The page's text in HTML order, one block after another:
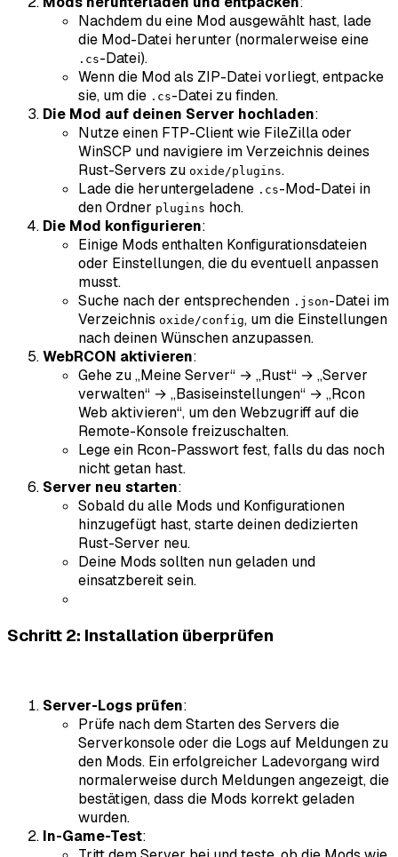
Nachdem du eine Mod ausgewählt hast, lade
die Mod-Datei herunter (normalerweise eine
.cs-Datei).
Wenn die Mod als ZIP-Datei vorliegt, entpacke
sie, um die .cs-Datei zu finden.
Die Mod auf deinen Server hochladen:
Nutze einen FTP-Client wie FileZilla oder
WinSCP und navigiere im Verzeichnis deines
Rust-Servers zu oxide/plugins.
Lade die heruntergeladene .cs-Mod-Datei in
den Ordner plugins hoch.
Die Mod konfigurieren:
Einige Mods enthalten Konfigurationsdateien
oder Einstellungen, die du eventuell anpassen
musst.
Suche nach der entsprechenden .json-Datei im
Verzeichnis oxide/config, um die Einstellungen
nach deinen Wünschen anzupassen.
WebRCON aktivieren:
Gehe zu „Meine Server“ → „Rust“ → „Server
verwalten“ → „Basiseinstellungen“ → „Rcon
Web aktivieren“, um den Webzugriff auf die
Remote-Konsole freizuschalten.
Lege ein Rcon-Passwort fest, falls du das noch
nicht getan hast.
Server neu starten:
Sobald du alle Mods und Konfigurationen
hinzugefügt hast, starte deinen dedizierten
Rust-Server neu.
Deine Mods sollten nun geladen und
einsatzbereit sein.
Schritt 2: Installation überprüfen
Server-Logs prüfen:
Prüfe nach dem Starten des Servers die
Serverkonsole oder die Logs auf Meldungen zu
den Mods. Ein erfolgreicher Ladevorgang wird
normalerweise durch Meldungen angezeigt, die
bestätigen, dass die Mods korrekt geladen
wurden.
In-Game-Test: